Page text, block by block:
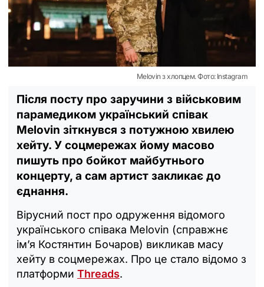
Melovin з хлопцем. Фото: Instagram
Після посту про заручини з військовим
парамедиком український співак
Melovin зіткнувся з потужною хвилею
хейту. У соцмережах йому масово
пишуть про бойкот майбутнього
концерту, а сам артист закликає до
єднання.
Вірусний пост про одруження відомого
українського співака Melovin (справжнє
ім’я Костянтин Бочаров) викликав масу
хейту в соцмережах. Про це стало відомо з
платформи Threads.